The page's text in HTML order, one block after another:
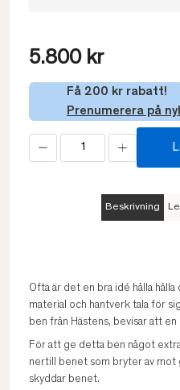
5.800 kr
Få 200 kr rabatt!
Prenumerera på
Beskrivning
Ofta är det en bra idé hålla
material och hantverk tala för
ben från Hästens, bevisar att
För att ge detta ben något
nertill benet som bryter av mot
skyddar benet.